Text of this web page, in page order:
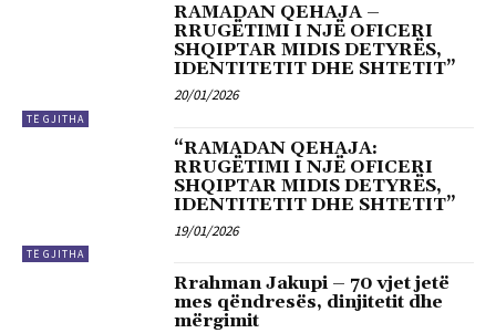
TË GJITHA
RAMADAN QEHAJA –
RRUGËTIMI I NJË OFICERI
SHQIPTAR MIDIS DETYRËS,
IDENTITETIT DHE SHTETIT”
20/01/2026
TË GJITHA
“RAMADAN QEHAJA:
RRUGËTIMI I NJË OFICERI
SHQIPTAR MIDIS DETYRËS,
IDENTITETIT DHE SHTETIT”
19/01/2026
Rrahman Jakupi – 70 vjet jetë
mes qëndresës, dinjitetit dhe
mërgimit